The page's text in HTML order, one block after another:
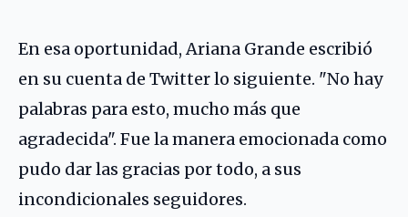
En esa oportunidad, Ariana Grande escribió
en su cuenta de Twitter lo siguiente. "No hay
palabras para esto, mucho más que
agradecida". Fue la manera emocionada como
pudo dar las gracias por todo, a sus
incondicionales seguidores.